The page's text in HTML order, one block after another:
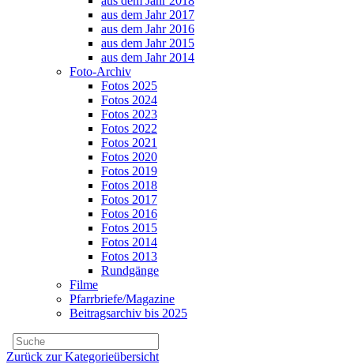
aus dem Jahr 2017
aus dem Jahr 2016
aus dem Jahr 2015
aus dem Jahr 2014
Foto-Archiv
Fotos 2025
Fotos 2024
Fotos 2023
Fotos 2022
Fotos 2021
Fotos 2020
Fotos 2019
Fotos 2018
Fotos 2017
Fotos 2016
Fotos 2015
Fotos 2014
Fotos 2013
Rundgänge
Filme
Pfarrbriefe/Magazine
Beitragsarchiv bis 2025
Zurück zur Kategorieübersicht